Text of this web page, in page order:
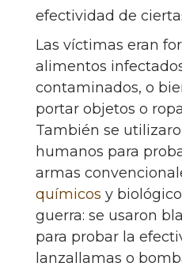
efectividad de
Las víctimas eran
alimentos
contaminados, o
portar objetos o
También se
humanos para
armas
químicos y
guerra: se usaron
para probar la
lanzallamas o